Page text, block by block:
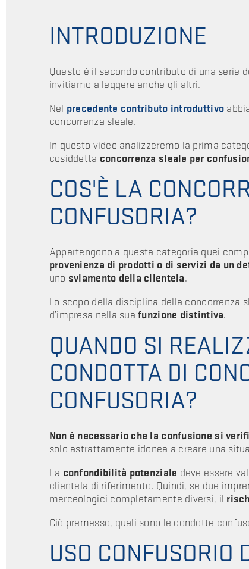
INTRODUZIONE
Questo è il secondo contributo di una serie
invitiamo a leggere anche gli altri.
Nel precedente contributo introduttivo
concorrenza sleale.
In questo video analizzeremo la prima
cosiddetta concorrenza sleale per
COS'È LA
CONFUSORIA?
Appartengono a questa categoria quei
provenienza di prodotti o di servizi da un
uno sviamento della clientela.
Lo scopo della disciplina della concorrenza
d’impresa nella suafunzione distintiva.
QUANDO SI
CONDOTTA DI
CONFUSORIA?
Non è necessario che la confusione si
solo astrattamente idonea a creare una
La confondibilità potenziale deve essere
clientela di riferimento. Quindi, se due
merceologici completamente diversi, il
Ciò premesso, quali sono le condotte
USO CONFUSORIO